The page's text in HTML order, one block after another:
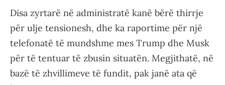
Disa zyrtarë në administratë kanë bërë thirrje
për ulje tensionesh, dhe ka raportime për një
telefonatë të mundshme mes Trump dhe Musk
për të tentuar të zbusin situatën. Megjithatë, në
bazë të zhvillimeve të fundit, pak janë ata që